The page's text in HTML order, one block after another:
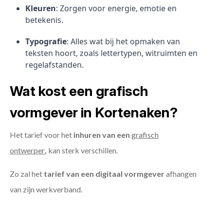
Kleuren: Zorgen voor energie, emotie en
betekenis.
Typografie: Alles wat bij het opmaken van
teksten hoort, zoals lettertypen, witruimten en
regelafstanden.
Wat kost een grafisch
vormgever in Kortenaken?
Het tarief voor het inhuren van een grafisch
ontwerper kan sterk verschillen.
Zo zal het tarief van een digitaal vormgeverafhangen
van zijn werkverband.